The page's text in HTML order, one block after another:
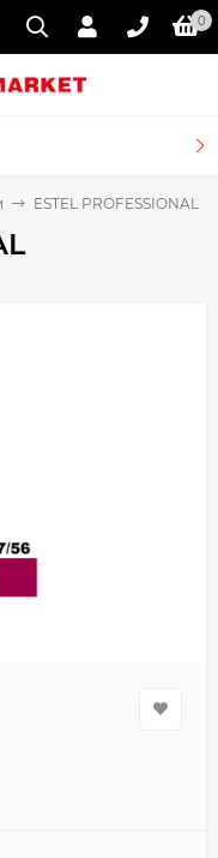
0
ESTEL PROFESSIONAL